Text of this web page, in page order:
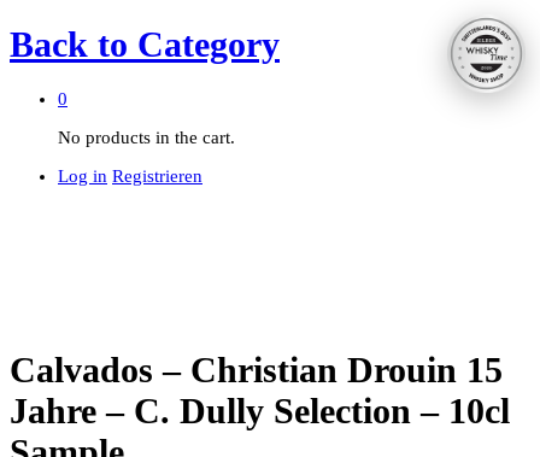
Back to Category
0
No products in the cart.
Log in Registrieren
Calvados – Christian Drouin 15
Jahre – C. Dully Selection – 10cl